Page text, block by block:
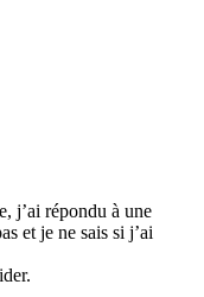
j’ai répondu à une
et je ne sais si j’ai